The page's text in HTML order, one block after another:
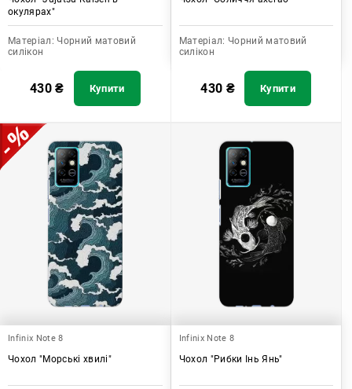
окулярах"
Матеріал: Чорний матовий
силікон
430₴ Купити
Матеріал: Чорний матовий
силікон
430 ₴ Купити
Infinix Note 8
Чохол "Морські хвилі"
Infinix Note 8
Чохол "Рибки Інь Янь"